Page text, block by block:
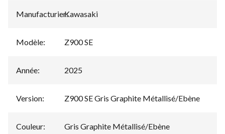
Manufacturier:
Kawasaki
Modèle: Z900 SE
Année: 2025
Version: Z900 SE Gris Graphite Métallisé/Ebène
Couleur: Gris Graphite Métallisé/Ebène